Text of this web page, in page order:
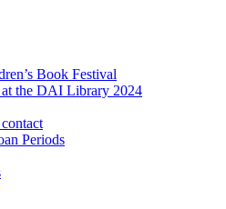
Book Festival
at the DAI Library 2024
Periods